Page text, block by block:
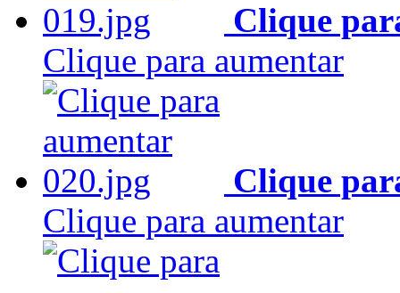
Clique
Clique para aumentar
Clique
Clique para aumentar